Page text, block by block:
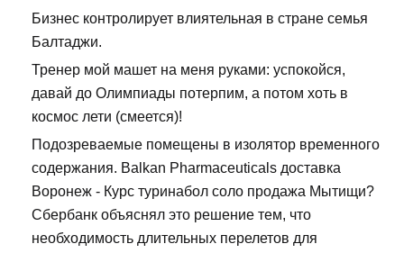
Бизнес контролирует влиятельная в стране семья
Балтаджи.
Тренер мой машет на меня руками: успокойся,
давай до Олимпиады потерпим, а потом хоть в
космос лети (смеется)!
Подозреваемые помещены в изолятор временного
содержания. Balkan Pharmaceuticals доставка
Воронеж - Курс туринабол соло продажа Мытищи?
Сбербанк объяснял это решение тем, что
необходимость длительных перелетов для